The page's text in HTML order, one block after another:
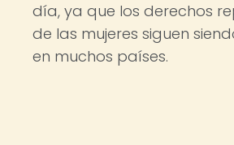
día, ya que los derechos
de las mujeres siguen
en muchos países.